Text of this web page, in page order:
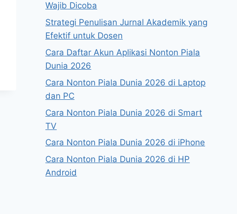
Wajib Dicoba
Strategi Penulisan Jurnal Akademik yang
Efektif untuk Dosen
Cara Daftar Akun Aplikasi Nonton Piala
Dunia 2026
Cara Nonton Piala Dunia 2026 di Laptop
dan PC
Cara Nonton Piala Dunia 2026 di Smart
TV
Cara Nonton Piala Dunia 2026 di iPhone
Cara Nonton Piala Dunia 2026 di HP
Android